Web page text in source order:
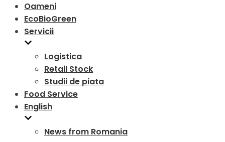
Oameni
EcoBioGreen
Servicii
Logistica
Retail Stock
Studii de piata
Food Service
English
News from Romania